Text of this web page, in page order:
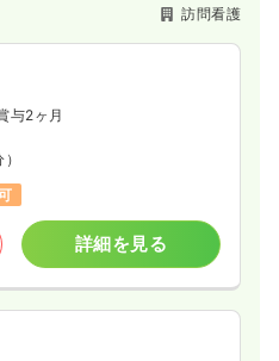
訪問看護
与2ヶ月
詳細を見る